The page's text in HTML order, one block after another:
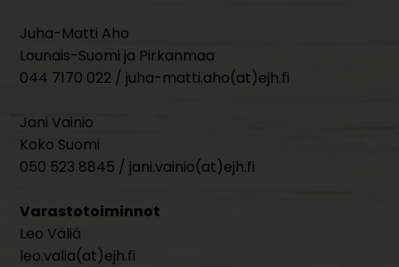
Juha-Matti Aho
Lounais-Suomi ja Pirkanmaa
044 7170 022 / juha-matti.aho(at)ejh.fi
Jani Vainio
Koko Suomi
050 523 8845 / jani.vainio(at)ejh.fi
Varastotoiminnot
Leo Väliä
leo.valia(at)ejh.fi